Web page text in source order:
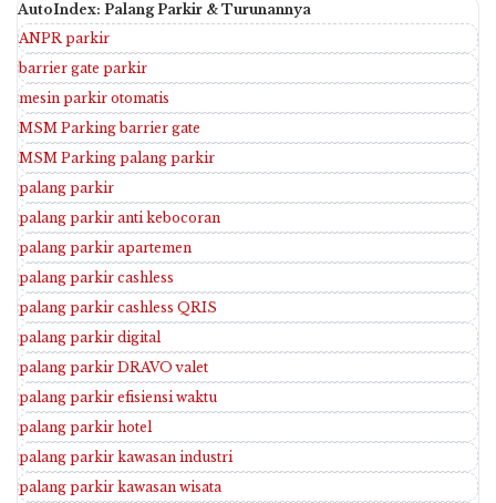
AutoIndex: Palang Parkir & Turunannya
ANPR parkir
barrier gate parkir
mesin parkir otomatis
MSM Parking barrier gate
MSM Parking palang parkir
palang parkir
palang parkir anti kebocoran
palang parkir apartemen
palang parkir cashless
palang parkir cashless QRIS
palang parkir digital
palang parkir DRAVO valet
palang parkir efisiensi waktu
palang parkir hotel
palang parkir kawasan industri
palang parkir kawasan wisata